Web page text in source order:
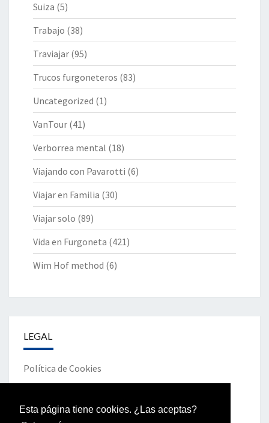
Esta página tiene cookies. ¿Las aceptas?
Suiza (5)
Trabajo (38)
Traviajar (95)
Trucos furgoneteros (83)
Uncategorized (1)
VanTour (41)
Verborrea mental (18)
Viajando con Pavarotti (6)
Viajar en Familia (30)
Viajar solo (89)
Vida en Furgoneta (421)
Wim Hof method (6)
LEGAL
Política de Cookies